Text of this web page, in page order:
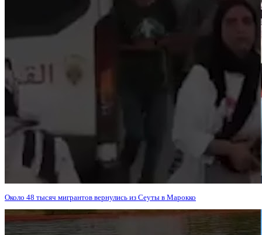
Около 48 тысяч мигрантов вернулись из Сеуты в Марокко